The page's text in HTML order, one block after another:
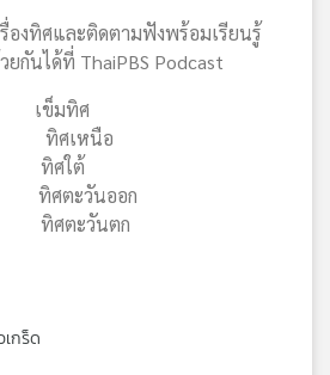
รื่องทิศและติดตามฟังพร้อมเรียนรู้
กันได้ที่ ThaiPBS Podcast
) เข็มทิศ
ทิศเหนือ
ทิศใต้
ตะวันออก
ศตะวันตก
กร็ด